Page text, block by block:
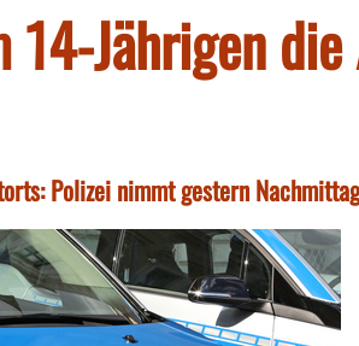
14-Jährigen
Polizei nimmt gestern